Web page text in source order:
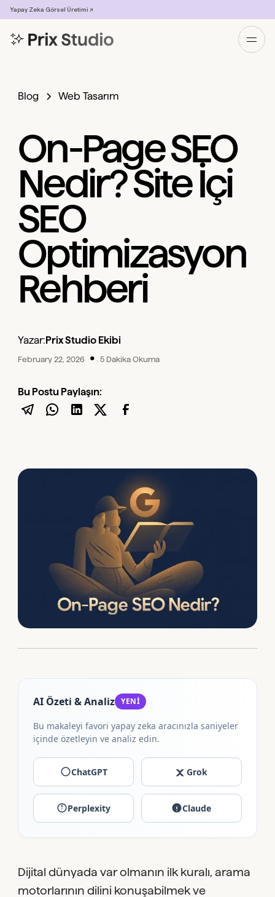
Yapay Zeka Görsel Üretimi ↗
Blog Web Tasarım
On-Page SEO
Nedir? Site İçi
SEO
Optimizasyon
Rehberi
Yazar: Prix Studio Ekibi
February 22, 2026 • 5 Dakika Okuma
Bu Postu Paylaşın:
AI Özeti & Analiz YENİ
Bu makaleyi favori yapay zeka aracınızla saniyeler
içinde özetleyin ve analiz edin.
ChatGPT Grok
Perplexity Claude
Dijital dünyada var olmanın ilk kuralı, arama
motorlarının dilini konuşabilmek ve